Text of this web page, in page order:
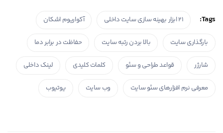
Tags: ۲۱ ابزار بهینه سازی سایت داخلی آکواریوم اشکان
بارگذاری سایت بالا بردن رتبه سایت حفاظت در برابر دما
شارژر قواعد طراحی و سئو کلمات کلیدی لینک داخلی
معرفی نرم افزارهای سئو سایت وب سایت یوتیوب